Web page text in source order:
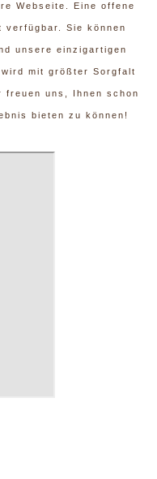
Webseite. Eine offene
verfügbar. Sie können
unsere einzigartigen
mit größter Sorgfalt
freuen uns, Ihnen schon
bieten zu können!